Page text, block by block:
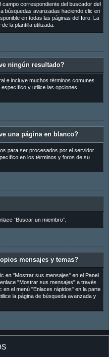
campo correspondiente del buscador del
búsquedas avanzadas haciendo clic en
en todas las páginas del foro. La
la plantilla utilizada.
ningún resultado?
e incluye muchos términos comunes
y utilice las opciones
una página en blanco?
para ser procesados por el servidor.
en los términos y foros de su
“Buscar un miembro”.
mensajes y temas?
en "Mostrar sus mensajes" en el Panel
"Mostrar sus mensajes" a través
en el menú "Enlaces rápidos" en la parte
la página de búsqueda avanzada y